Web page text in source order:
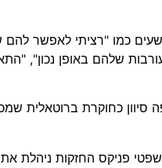
כמו "רציתי לאפשר להם
שלהם באופן נכון",
סיוון כחוקרת ברוטאלית
פניקס החזקות ניהלת את